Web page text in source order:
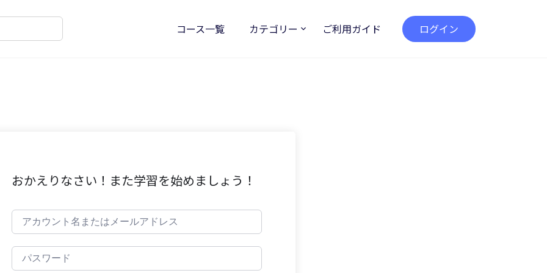
コース一覧 カテゴリー ご利用ガイド ログイン
おかえりなさい！また学習を始めましょう！